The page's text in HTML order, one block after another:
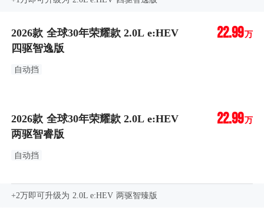
2026款 全球30年荣耀款 2.0L e:HEV
四驱智逸版
22.99万
自动挡
2026款 全球30年荣耀款 2.0L e:HEV
两驱智睿版
22.99万
自动挡
+2万即可升级为 2.0L e:HEV 两驱智臻版